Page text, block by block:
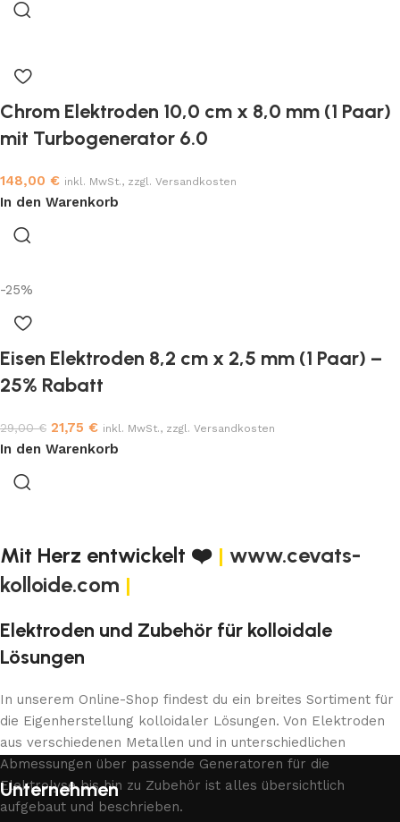
Chrom Elektroden 10,0 cm x 8,0 mm (1 Paar)
mit Turbogenerator 6.0
148,00 € inkl. MwSt., zzgl. Versandkosten
In den Warenkorb
-25%
Eisen Elektroden 8,2 cm x 2,5 mm (1 Paar) –
25% Rabatt
29,00€ 21,75 € inkl. MwSt., zzgl. Versandkosten
In den Warenkorb
Mit Herz entwickelt ❤️ | www.cevats-
kolloide.com |
Elektroden und Zubehör für kolloidale
Lösungen
In unserem Online-Shop findest du ein breites Sortiment für
die Eigenherstellung kolloidaler Lösungen. Von Elektroden
aus verschiedenen Metallen und in unterschiedlichen
Abmessungen über passende Generatoren für die
Elektrolyse bis hin zu Zubehör ist alles übersichtlich
aufgebaut und beschrieben.
Unternehmen